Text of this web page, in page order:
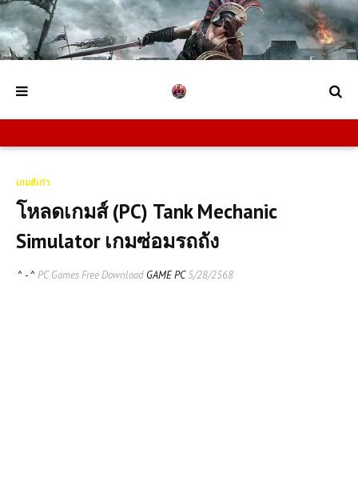
เกมส์เก่า
โหลดเกมส์ (PC) Tank Mechanic
Simulator เกมซ่อมรถถัง
^ - ^ PC Games Free Download GAME PC5/28/2568